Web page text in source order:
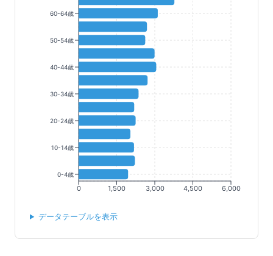
0 1,500 3,000 4,500 6,000
60-64歳
50-54歳
40-44歳
30-34歳
20-24歳
10-14歳
0-4歳
データテーブルを表示